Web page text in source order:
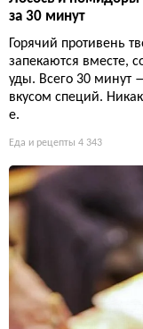
за 30 минут
Горячий противень
запекаются вместе,
уды. Всего 30 минут
вкусом специй.
е.
Еда и рецепты 4 343